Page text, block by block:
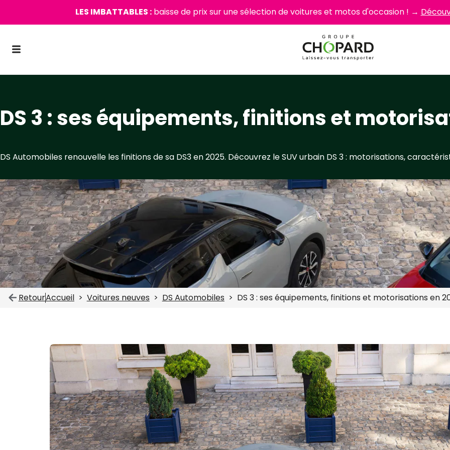
LES IMBATTABLES :baisse de prix sur une sélection de voitures et motos d'occasion ! →
DS 3 : ses équipements, finitions et
DS Automobiles renouvelle les finitions de sa DS3 en 2025. Découvrez le SUV urbain DS 3 : motorisations,
RetourAccueil Voitures neuves DS Automobiles DS 3 : ses équipements, finitions et motorisations en